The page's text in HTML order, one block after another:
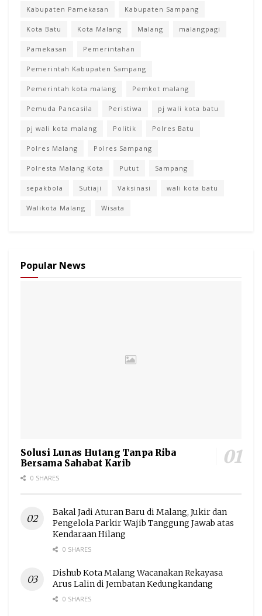
Kabupaten Pamekasan Kabupaten Sampang
Kota Batu Kota Malang Malang malangpagi
Pamekasan Pemerintahan
Pemerintah Kabupaten Sampang
Pemerintah kota malang Pemkot malang
Pemuda Pancasila Peristiwa pj wali kota batu
pj wali kota malang Politik Polres Batu
Polres Malang Polres Sampang
Polresta Malang Kota Putut Sampang
sepakbola Sutiaji Vaksinasi wali kota batu
Walikota Malang Wisata
Popular News
Solusi Lunas Hutang Tanpa Riba
Bersama Sahabat Karib
0 SHARES
Bakal Jadi Aturan Baru di Malang, Jukir dan
Pengelola Parkir Wajib Tanggung Jawab atas
Kendaraan Hilang
0 SHARES
Dishub Kota Malang Wacanakan Rekayasa
Arus Lalin di Jembatan Kedungkandang
0 SHARES